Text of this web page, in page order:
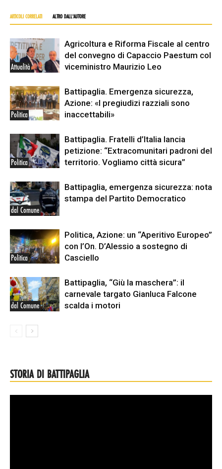
ARTICOLI CORRELATI ALTRO DALL'AUTORE
Attualità
Agricoltura e Riforma Fiscale al centro
del convegno di Capaccio Paestum col
viceministro Maurizio Leo
Politica
Battipaglia. Emergenza sicurezza,
Azione: «I pregiudizi razziali sono
inaccettabili»
Politica
Battipaglia. Fratelli d’Italia lancia
petizione: “Extracomunitari padroni del
territorio. Vogliamo città sicura”
dal Comune
Battipaglia, emergenza sicurezza: nota
stampa del Partito Democratico
Politica
Politica, Azione: un “Aperitivo Europeo”
con l’On. D’Alessio a sostegno di
Casciello
dal Comune
Battipaglia, “Giù la maschera”: il
carnevale targato Gianluca Falcone
scalda i motori
STORIA DI BATTIPAGLIA